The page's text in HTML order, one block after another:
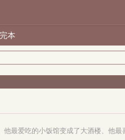
完本
最爱吃的小饭馆变成了大酒楼、他最